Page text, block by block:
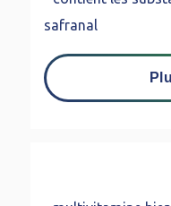
safranal